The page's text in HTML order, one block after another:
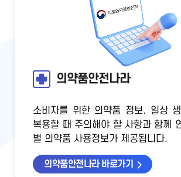
의약품안전나라
소비자를 위한 의약품 정보. 일상
복용할 때 주의해야 할 사항과 함께
별 의약품 사용정보가 제공됩니다.
의약품안전나라 바로가기